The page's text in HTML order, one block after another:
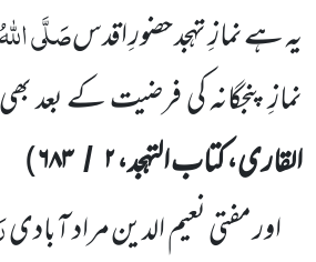
یہ ہے نمازِتہجد حضورِ اقدسصَلَّی
نمازِ پنجگانہ کی فرضیت کے بعد
القاری، کتاب التہجد،۲ /۶۸۳)
اور مفتی نعیم الدین مراد آبادی